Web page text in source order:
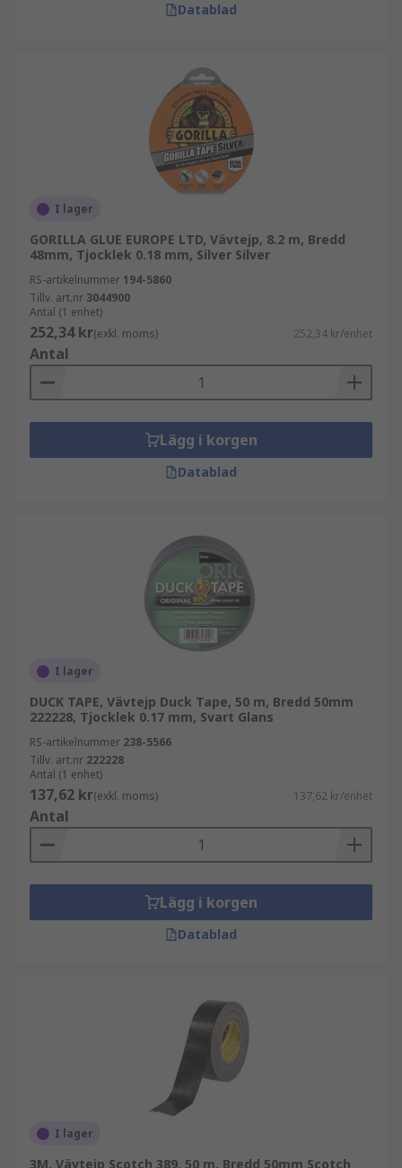
Datablad
I lager
GORILLA GLUE EUROPE LTD, Vävtejp, 8.2 m, Bredd
48mm, Tjocklek 0.18 mm, Silver Silver
RS-artikelnummer 194-5860
Tillv. art.nr 3044900
Antal (1 enhet)
252,34 kr(exkl. moms) 252,34 kr/enhet
Antal
Lägg i korgen
Datablad
I lager
DUCK TAPE, Vävtejp Duck Tape, 50 m, Bredd 50mm
222228, Tjocklek 0.17 mm, Svart Glans
RS-artikelnummer 238-5566
Tillv. art.nr 222228
Antal (1 enhet)
137,62 kr(exkl. moms) 137,62 kr/enhet
Antal
Lägg i korgen
Datablad
I lager
3M, Vävtejp Scotch 389, 50 m, Bredd 50mm Scotch